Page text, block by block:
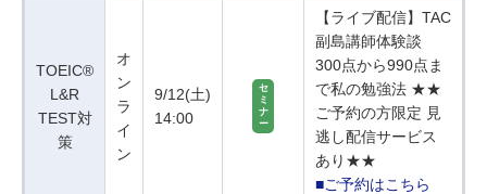
TOEIC®
L&R
TEST対
策
オ
ン
ラ
イ
ン
9/12(土)
14:00
セ
ミ
ナ
ー
【ライブ配信】TAC
副島講師体験談
300点から990点ま
で私の勉強法 ★★
ご予約の方限定 見
逃し配信サービス
あり★★
■ご予約はこちら